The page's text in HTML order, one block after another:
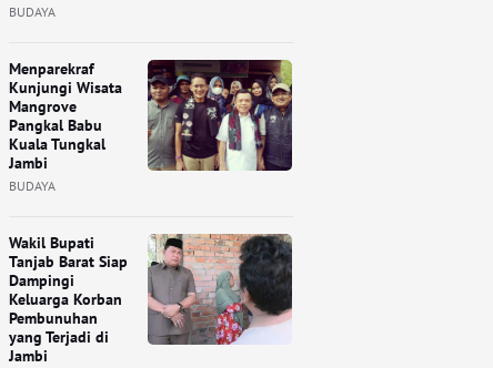
BUDAYA
Menparekraf
Kunjungi Wisata
Mangrove
Pangkal Babu
Kuala Tungkal
Jambi
BUDAYA
Wakil Bupati
Tanjab Barat Siap
Dampingi
Keluarga Korban
Pembunuhan
yang Terjadi di
Jambi